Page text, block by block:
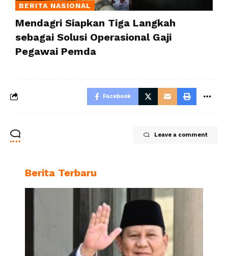
BERITA NASIONAL
Mendagri Siapkan Tiga Langkah
sebagai Solusi Operasional Gaji
Pegawai Pemda
Facebook
Leave a comment
Berita Terbaru